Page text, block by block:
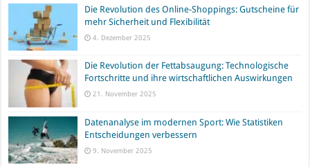
Die Revolution des Online-Shoppings: Gutscheine für
mehr Sicherheit und Flexibilität
4. Dezember 2025
Die Revolution der Fettabsaugung: Technologische
Fortschritte und ihre wirtschaftlichen Auswirkungen
21. November 2025
Datenanalyse im modernen Sport: Wie Statistiken
Entscheidungen verbessern
9. November 2025